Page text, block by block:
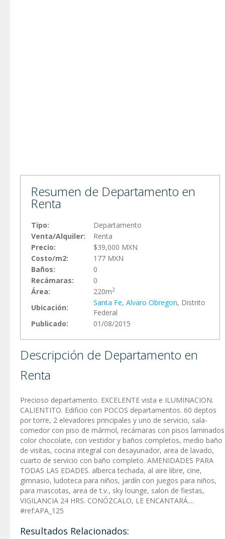
Resumen de Departamento en
Renta
Tipo:
Departamento
Venta/Alquiler:
Renta
Precio:
$39,000 MXN
Costo/m2:
177 MXN
Baños:
0
Recámaras:
0
Área:
220m2
Ubicación:
Santa Fe, Alvaro Obregon, Distrito
Federal
Publicado:
01/08/2015
Descripción de Departamento en
Renta
Precioso departamento. EXCELENTE vista e ILUMINACION.
CALIENTITO. Edificio con POCOS departamentos. 60 deptos
por torre, 2 elevadores principales y uno de servicio, sala-
comedor con piso de mármol, recámaras con pisos laminados
color chocolate, con vestidor y baños completos, medio baño
de visitas, cocina integral con desayunador, area de lavado,
cuarto de servicio con baño completo. AMENIDADES PARA
TODAS LAS EDADES. alberca techada, al aire libre, cine,
gimnasio, ludoteca para niños, jardín con juegos para niños,
para mascotas, area de t.v., sky lounge, salon de fiestas,
VIGILANCIA 24 HRS. CONÓZCALO, LE ENCANTARÁ....
#ref:APA_125
Resultados Relacionados: